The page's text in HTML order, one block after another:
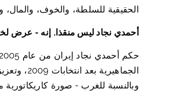
الحقيقية للسلطة، والخوف، والمال،
أحمدي نجاد ليس منقذا. إنه - عرض
وبالنسبة للغرب - صورة كاريكاتورية